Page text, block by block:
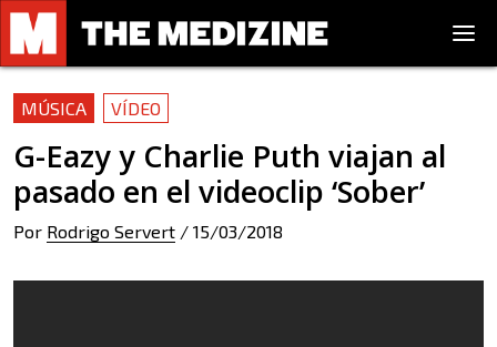
MÚSICA VÍDEO
G-Eazy y Charlie Puth viajan al
pasado en el videoclip ‘Sober’
Por Rodrigo Servert / 15/03/2018